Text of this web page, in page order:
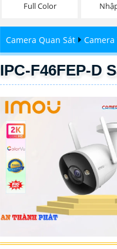
Full Color
Camera Quan Sát
IPC-F46FEP-D